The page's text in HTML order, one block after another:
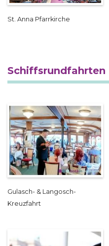
St. Anna Pfarrkirche
Schiffsrundfahrten
Gulasch- & Langosch-
Kreuzfahrt